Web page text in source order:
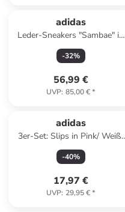
adidas
Leder-Sneakers "Sambae" in
Weiß
-32%
56,99 €
UVP: 85,00 €*
adidas
3er-Set: Slips in Pink/ Weiß/
Dunkelblau
-40%
17,97 €
UVP: 29,95 €*